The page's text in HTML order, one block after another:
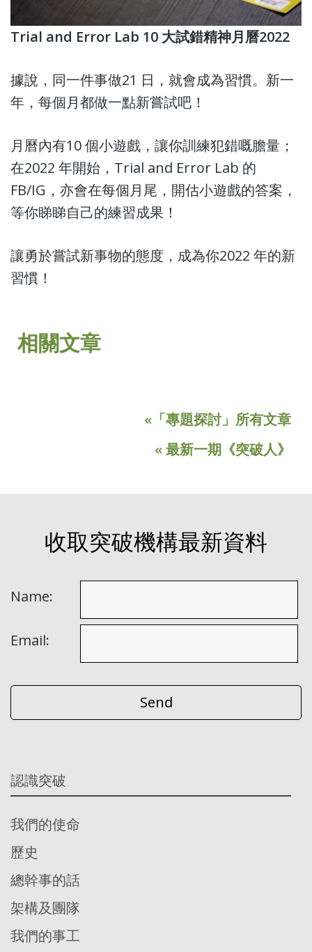
Trial and Error Lab 10大試錯精神月曆2022
據說，同一件事做21 日，就會成為習慣。新一
年，每個月都做一點新嘗試吧！
月曆內有10 個小遊戲，讓你訓練犯錯嘅膽量；
在2022 年開始，Trial and Error Lab 的
FB/IG，亦會在每個月尾，開估小遊戲的答案，
等你睇睇自己的練習成果！
讓勇於嘗試新事物的態度，成為你2022 年的新
習慣！
相關文章
«「專題探討」所有文章
« 最新一期《突破人》
收取突破機構最新資料
Name:
Email:
認識突破
我們的使命
歷史
總幹事的話
架構及團隊
我們的事工